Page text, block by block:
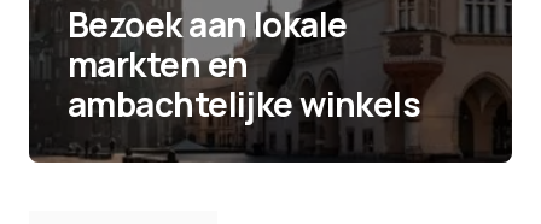
Bezoek aan lokale
markten en
ambachtelijke winkels